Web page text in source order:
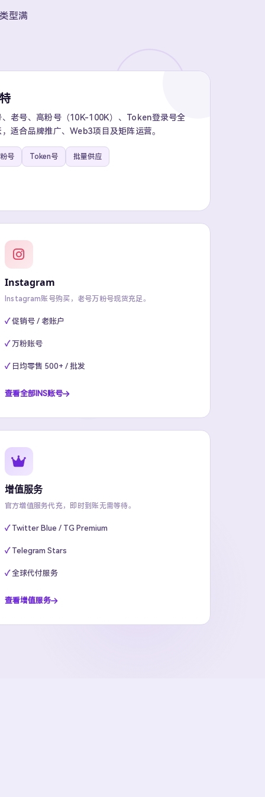
型满
老号、高粉号（10K-100K）、Token登录号全
适合品牌推广、Web3项目及矩阵运营。
号 Token号 批量供应
Instagram
Instagram账号购买，老号万粉号现货充足。
促销号 / 老账户
万粉账号
日均零售 500+ / 批发
查看全部INS账号
增值服务
官方增值服务代充，即时到账无需等待。
Twitter Blue / TG Premium
Telegram Stars
全球代付服务
查看增值服务